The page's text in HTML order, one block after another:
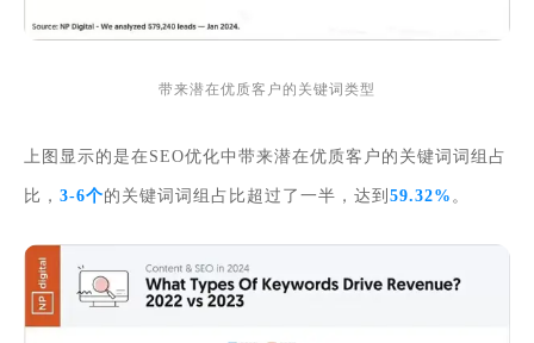
带来潜在优质客户的关键词类型
上图显示的是在SEO优化中带来潜在优质客户的关键词词组占
比， 3-6个的 关键词词组占比超过了一半，达到 59.32% 。